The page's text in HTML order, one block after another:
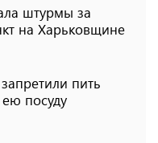
штурмы за
на Харьковщине
пить
посуду